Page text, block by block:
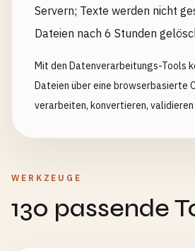
Servern; Texte werden nicht
Dateien nach 6 Stunden
Mit den Datenverarbeitungs-Tools
Dateien über eine browserbasierte
verarbeiten, konvertieren,
WERKZEUGE
130 passende